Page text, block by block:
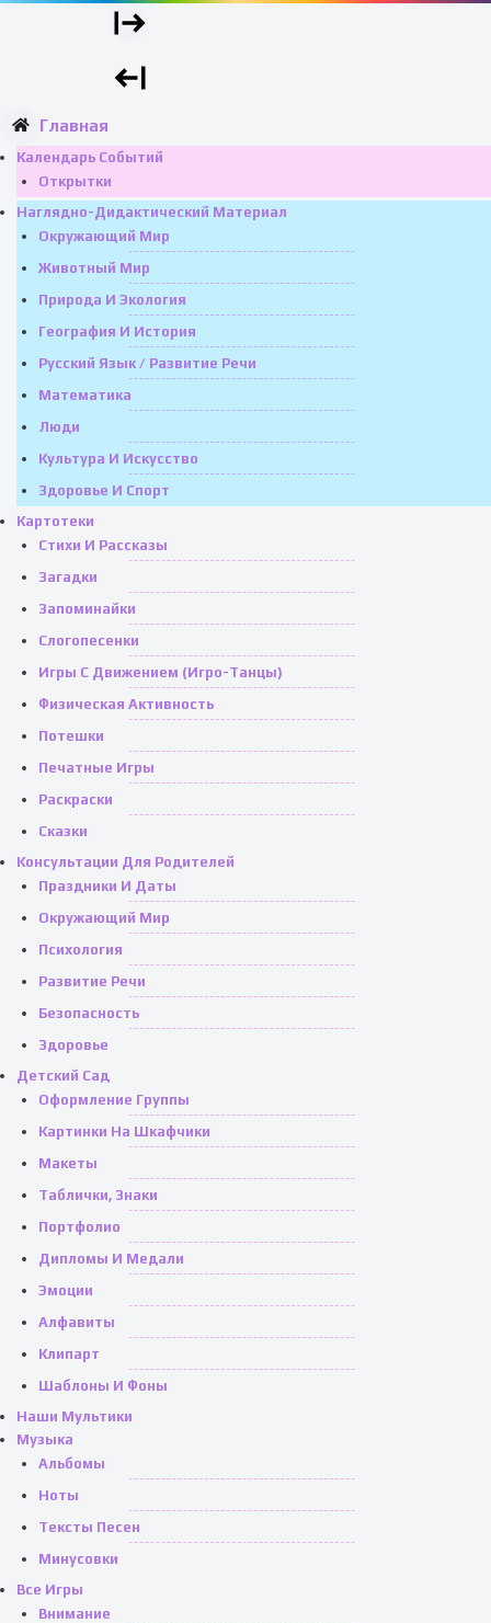
Главная
Календарь Событий
Открытки
Наглядно-Дидактический Материал
Окружающий Мир
Животный Мир
Природа И Экология
География И История
Русский Язык / Развитие Речи
Математика
Люди
Культура И Искусство
Здоровье И Спорт
Картотеки
Стихи И Рассказы
Загадки
Запоминайки
Слогопесенки
Игры С Движением (игро-Танцы)
Физическая Активность
Потешки
Печатные Игры
Раскраски
Сказки
Консультации Для Родителей
Праздники И Даты
Окружающий Мир
Психология
Развитие Речи
Безопасность
Здоровье
Детский Сад
Оформление Группы
Картинки На Шкафчики
Макеты
Таблички, Знаки
Портфолио
Дипломы И Медали
Эмоции
Алфавиты
Клипарт
Шаблоны И Фоны
Наши Мультики
Музыка
Альбомы
Ноты
Тексты Песен
Минусовки
Все Игры
Внимание